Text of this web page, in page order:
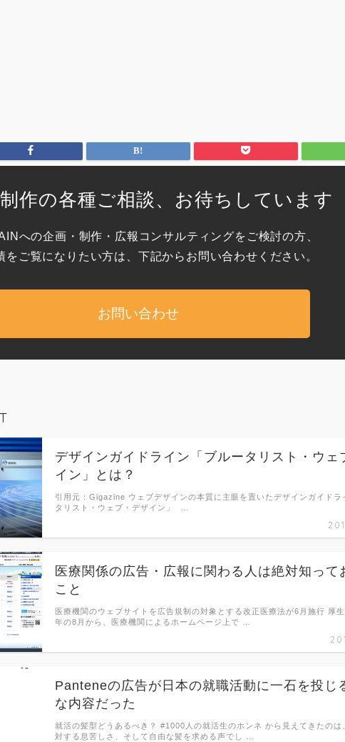
作の各種ご相談、お待ちしています
への企画・制作・広報コンサルティングをご検討の方、
をご覧になりたい方は、下記からお問い合わせください。
お問い合わせ
デザインガイドライン「ブルータリスト・ウェ
イン」とは？
引用元：Gigazine ウェブデザインの本質に主眼を置いたデザインガイドラ
タリスト・ウェブ・デザイン」 …
医療関係の広告・広報に関わる人は絶対知って
こと
医療機関のウェブサイトを広告規制の対象とする改正医療法が6月施行 厚
年の8月から、医療機関によるホームページ上で …
Panteneの広告が日本の就職活動に一石を投じ
な内容だった
就活の髪型どうあるべき？ #1000人の就活生のホンネ から見えてきたのは
対する息苦しさ、そして自由な髪を求める声でし …